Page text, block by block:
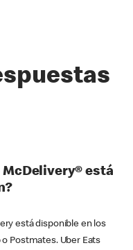
McDelivery® está
está disponible en los
Postmates. Uber Eats